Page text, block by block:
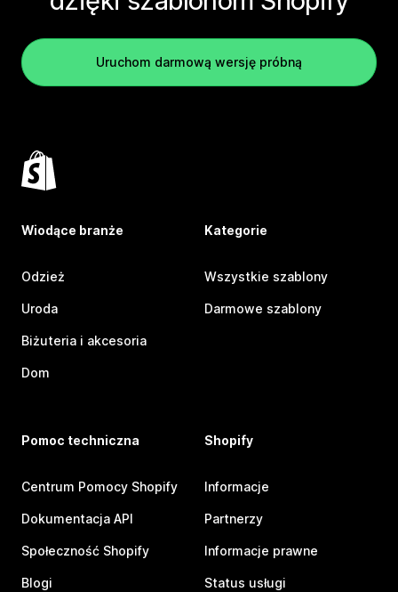
Uruchom darmową wersję próbną
Wiodące branże
Odzież
Uroda
Biżuteria i akcesoria
Dom
Kategorie
Wszystkie szablony
Darmowe szablony
Pomoc techniczna
Centrum Pomocy Shopify
Dokumentacja API
Społeczność Shopify
Blogi
Shopify
Informacje
Partnerzy
Informacje prawne
Status usługi